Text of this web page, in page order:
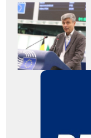
Adaugă
aici textul
pentru
subtitlu